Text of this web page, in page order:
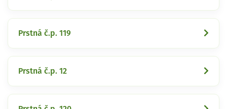
Prstná č.p. 119
Prstná č.p. 12